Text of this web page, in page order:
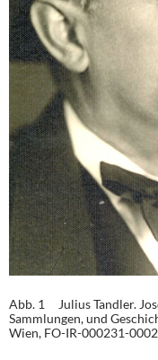
Abb. 1 Julius Tandler.
Sammlungen, und
Wien, FO-IR-000231-